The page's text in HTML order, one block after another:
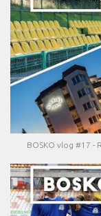
BOSKO vlog #17 -